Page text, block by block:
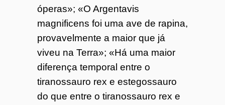
óperas»; «O Argentavis
magnificens foi uma ave de rapina,
provavelmente a maior que já
viveu na Terra»; «Há uma maior
diferença temporal entre o
tiranossauro rex e estegossauro
do que entre o tiranossauro rex e